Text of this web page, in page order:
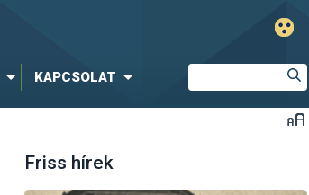
KAPCSOLAT
Friss hírek